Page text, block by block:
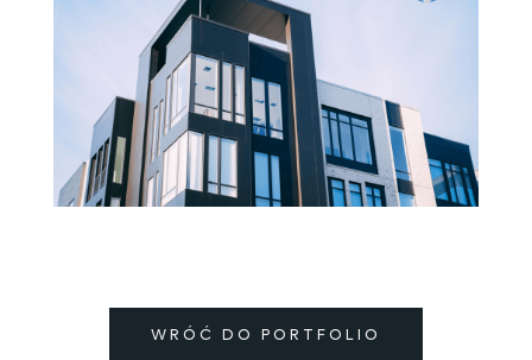
WRÓĆ DO PORTFOLIO